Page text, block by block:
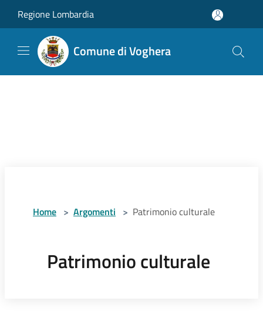
Regione Lombardia
Comune di Voghera
Home > Argomenti > Patrimonio culturale
Patrimonio culturale